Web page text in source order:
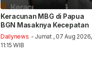
Keracunan MBG di Papua
BGN Masaknya Kecepatan
Dailynews - Jumat , 07 Aug 2026,
11:15 WIB